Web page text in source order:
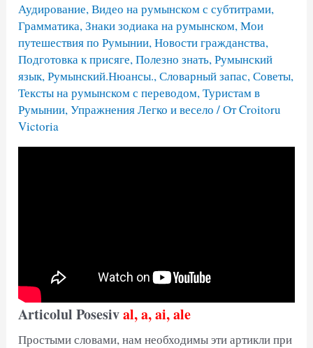
Аудирование,Видео на румынском с субтитрами,
Грамматика,Знаки зодиака на румынском,Мои
путешествия по Румынии,Новости гражданства,
Подготовка к присяге,Полезно знать,Румынский
язык,Румынский.Нюансы.,Словарный запас,Советы,
Тексты на румынском с переводом,Туристам в
Румынии,Упражнения Легко и весело / ОтCroitoru
Victoria
Articolul Posesival, a, ai, ale
Простыми словами, нам необходимы эти артикли при